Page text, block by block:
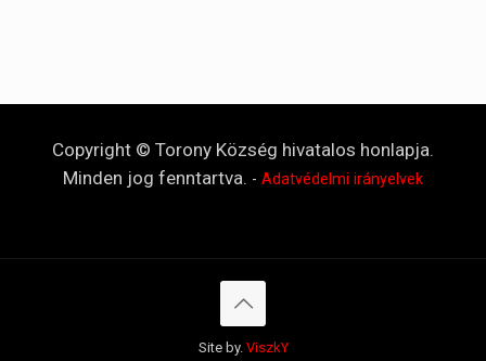
Copyright © Torony Község hivatalos honlapja.
Minden jog fenntartva. - Adatvédelmi irányelvek
Site by. ViszkY